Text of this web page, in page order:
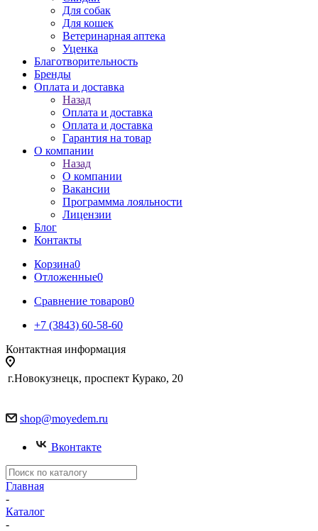
Для собак
Для кошек
Ветеринарная аптека
Уценка
Благотворительность
Бренды
Оплата и доставка
Назад
Оплата и доставка
Оплата и доставка
Гарантия на товар
О компании
Назад
О компании
Вакансии
Программма лояльности
Лицензии
Блог
Контакты
Корзина0
Отложенные0
Сравнение товаров0
+7 (3843) 60-58-60
Контактная информация
г.Новокузнецк, проспект Курако, 20
shop@moyedem.ru
Вконтакте
Главная
-
Каталог
-